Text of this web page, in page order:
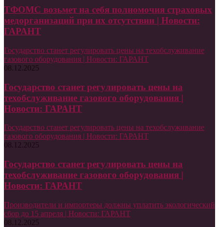
ТФОМС возьмет на себя полномочия страховых
медорганизаций при их отсутствии | Новости:
ГАРАНТ
Государство станет регулировать цены на техобслуживание
газового оборудования | Новости: ГАРАНТ
08.12.2025
Государство станет регулировать цены на
техобслуживание газового оборудования |
Новости: ГАРАНТ
Государство станет регулировать цены на техобслуживание
газового оборудования | Новости: ГАРАНТ
08.12.2025
Государство станет регулировать цены на
техобслуживание газового оборудования |
Новости: ГАРАНТ
Производители и импортеры должны уплатить экологический
сбор до 15 апреля | Новости: ГАРАНТ
08.12.2025